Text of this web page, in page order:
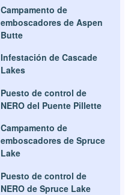
Campamento de
emboscadores de Aspen
Butte
Infestación de Cascade
Lakes
Puesto de control de
NERO del Puente Pillette
Campamento de
emboscadores de Spruce
Lake
Puesto de control de
NERO de Spruce Lake